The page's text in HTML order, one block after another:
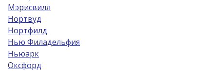
Мэрисвилл
Нортвуд
Нортфилд
Нью Филадельфия
Ньюарк
Оксфорд